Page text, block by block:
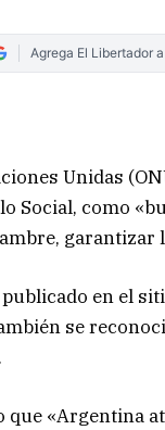
Agrega El Libertador
Unidas
Social, como
en el
se
«Argentina